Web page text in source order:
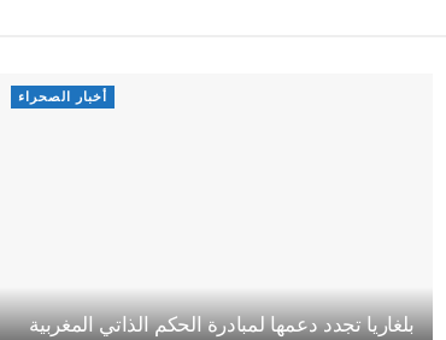
أخبار الصحراء
بلغاريا تجدد دعمها لمبادرة الحكم الذاتي المغربية